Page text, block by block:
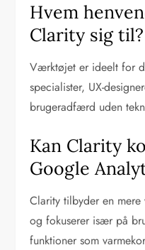
Hvem
Clarity sig til?
Værktøjet er ideelt for
specialister, UX-
brugeradfærd uden
Kan Clarity
Google
Clarity tilbyder en
og fokuserer især på
funktioner som